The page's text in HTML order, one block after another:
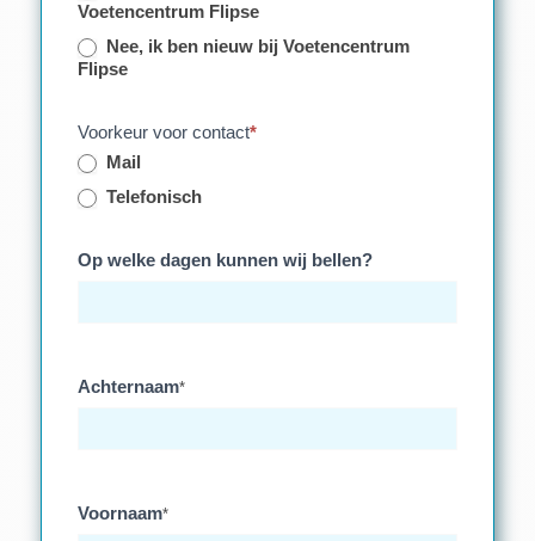
Voetencentrum Flipse
Nee, ik ben nieuw bij Voetencentrum
Flipse
Voorkeur voor contact*
Mail
Telefonisch
Op welke dagen kunnen wij bellen?
Achternaam*
Voornaam*